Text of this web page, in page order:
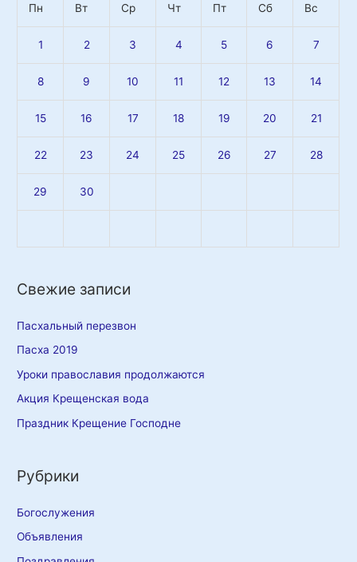
Пн Вт Ср Чт Пт Сб Вс
1 2 3 4 5 6 7
8 9 10 11 12 13 14
15 16 17 18 19 20 21
22 23 24 25 26 27 28
29 30
Свежие записи
Пасхальный перезвон
Пасха 2019
Уроки православия продолжаются
Акция Крещенская вода
Праздник Крещение Господне
Рубрики
Богослужения
Объявления